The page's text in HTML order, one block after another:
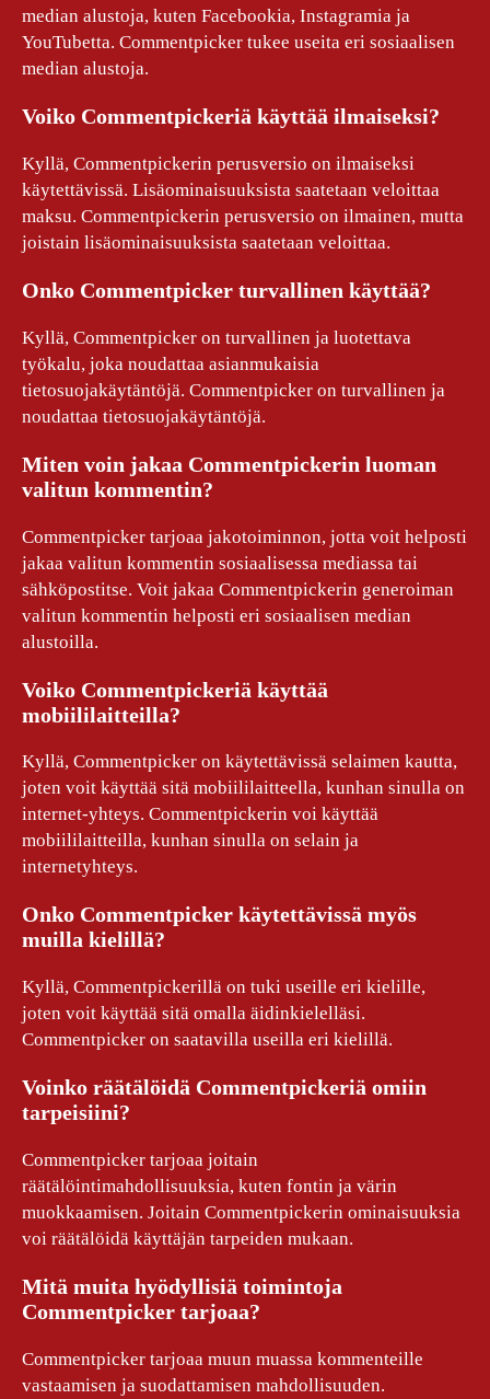
median alustoja, kuten Facebookia, Instagramia ja
YouTubetta. Commentpicker tukee useita eri sosiaalisen
median alustoja.
Voiko Commentpickeriä käyttää ilmaiseksi?
Kyllä, Commentpickerin perusversio on ilmaiseksi
käytettävissä. Lisäominaisuuksista saatetaan veloittaa
maksu. Commentpickerin perusversio on ilmainen, mutta
joistain lisäominaisuuksista saatetaan veloittaa.
Onko Commentpicker turvallinen käyttää?
Kyllä, Commentpicker on turvallinen ja luotettava
työkalu, joka noudattaa asianmukaisia
tietosuojakäytäntöjä. Commentpicker on turvallinen ja
noudattaa tietosuojakäytäntöjä.
Miten voin jakaa Commentpickerin luoman
valitun kommentin?
Commentpicker tarjoaa jakotoiminnon, jotta voit helposti
jakaa valitun kommentin sosiaalisessa mediassa tai
sähköpostitse. Voit jakaa Commentpickerin generoiman
valitun kommentin helposti eri sosiaalisen median
alustoilla.
Voiko Commentpickeriä käyttää
mobiililaitteilla?
Kyllä, Commentpicker on käytettävissä selaimen kautta,
joten voit käyttää sitä mobiililaitteella, kunhan sinulla on
internet-yhteys. Commentpickerin voi käyttää
mobiililaitteilla, kunhan sinulla on selain ja
internetyhteys.
Onko Commentpicker käytettävissä myös
muilla kielillä?
Kyllä, Commentpickerillä on tuki useille eri kielille,
joten voit käyttää sitä omalla äidinkielelläsi.
Commentpicker on saatavilla useilla eri kielillä.
Voinko räätälöidä Commentpickeriä omiin
tarpeisiini?
Commentpicker tarjoaa joitain
räätälöintimahdollisuuksia, kuten fontin ja värin
muokkaamisen. Joitain Commentpickerin ominaisuuksia
voi räätälöidä käyttäjän tarpeiden mukaan.
Mitä muita hyödyllisiä toimintoja
Commentpicker tarjoaa?
Commentpicker tarjoaa muun muassa kommenteille
vastaamisen ja suodattamisen mahdollisuuden.